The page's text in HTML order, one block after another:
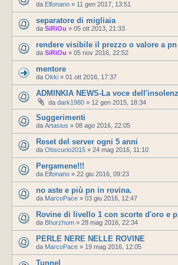
da Elfonano » 11 gen 2017, 13:51
separatore di migliaia
da SiRiOu » 05 ott 2013, 21:33
rendere visibile il prezzo o valore a
da SiRiOu » 05 nov 2016, 22:52
mentore
da Okki » 01 ott 2016, 17:37
ADMINKIA NEWS-La voce
da dark1980 » 12 gen 2015, 18:34
Suggerimenti
da Artasius » 08 ago 2016, 22:05
Reset del server ogni 5 anni
da Obscurio2015 » 24 mag 2016, 11:10
Pergamene!!!
da Elfonano » 22 giu 2016, 09:23
no aste e più pn in rovina.
da MarcoPace » 03 giu 2016, 12:47
Rovine di livello 1 con scorte d'oro e
da Bhurzhum » 28 mag 2016, 22:34
PERLE NERE NELLE ROVINE
da MarcoPace » 19 mag 2016, 12:05
Tunnel